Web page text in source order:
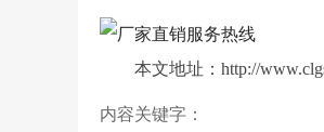
本文地址：http://
内容关键字：